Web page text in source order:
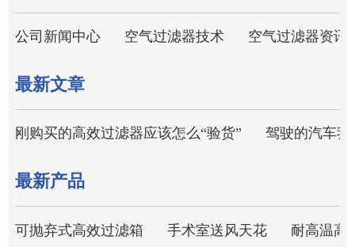
公司新闻中心 空气过滤器技术 空气过滤器资讯
最新文章
刚购买的高效过滤器应该怎么“验货” 驾驶的汽车我
最新产品
可抛弃式高效过滤箱 手术室送风天花 耐高温高